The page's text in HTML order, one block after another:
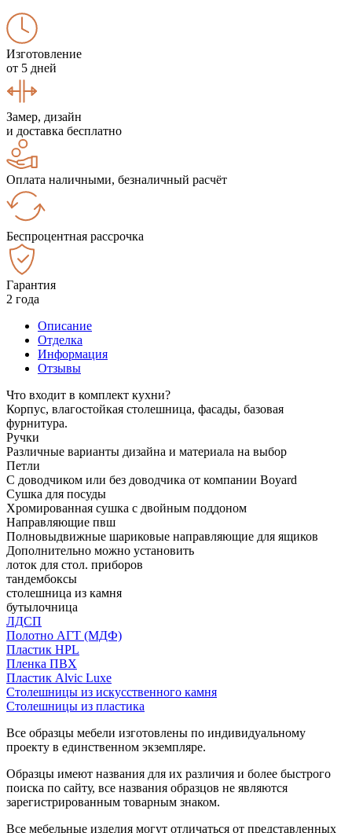
Изготовление
от 5 дней
Замер, дизайн
и доставка бесплатно
Оплата наличными, безналичный расчёт
Беспроцентная рассрочка
Гарантия
2 года
Описание
Отделка
Информация
Отзывы
Что входит в комплект кухни?
Корпус, влагостойкая столешница, фасады, базовая
фурнитура.
Ручки
Различные варианты дизайна и материала на выбор
Петли
С доводчиком или без доводчика от компании Boyard
Сушка для посуды
Хромированная сушка с двойным поддоном
Направляющие пвш
Полновыдвижные шариковые направляющие для ящиков
Дополнительно можно установить
лоток для стол. приборов
тандембоксы
столешница из камня
бутылочница
ЛДСП
Полотно АГТ (МДФ)
Пластик HPL
Пленка ПВХ
Пластик Alvic Luxe
Столешницы из искусственного камня
Столешницы из пластика
Все образцы мебели изготовлены по индивидуальному
проекту в единственном экземпляре.
Образцы имеют названия для их различия и более быстрого
поиска по сайту, все названия образцов не являются
зарегистрированным товарным знаком.
Все мебельные изделия могут отличаться от представленных